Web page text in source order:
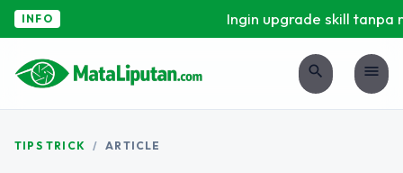
INFO Ingin upgrade skill tanpa
search menu
TIPS TRICK / ARTICLE